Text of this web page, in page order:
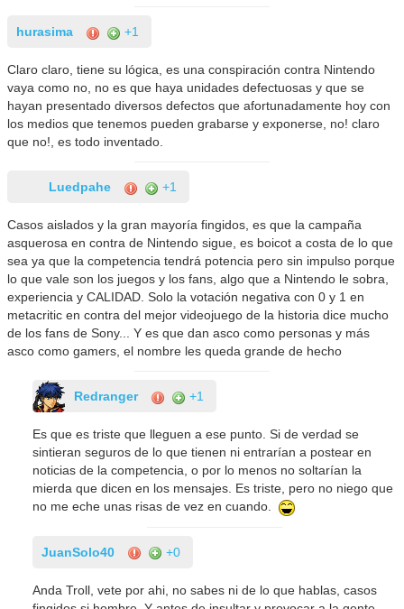
hurasima +1
Claro claro, tiene su lógica, es una conspiración contra Nintendo
vaya como no, no es que haya unidades defectuosas y que se
hayan presentado diversos defectos que afortunadamente hoy con
los medios que tenemos pueden grabarse y exponerse, no! claro
que no!, es todo inventado.
Luedpahe +1
Casos aislados y la gran mayoría fingidos, es que la campaña
asquerosa en contra de Nintendo sigue, es boicot a costa de lo que
sea ya que la competencia tendrá potencia pero sin impulso porque
lo que vale son los juegos y los fans, algo que a Nintendo le sobra,
experiencia y CALIDAD. Solo la votación negativa con 0 y 1 en
metacritic en contra del mejor videojuego de la historia dice mucho
de los fans de Sony... Y es que dan asco como personas y más
asco como gamers, el nombre les queda grande de hecho
Redranger +1
Es que es triste que lleguen a ese punto. Si de verdad se
sintieran seguros de lo que tienen ni entrarían a postear en
noticias de la competencia, o por lo menos no soltarían la
mierda que dicen en los mensajes. Es triste, pero no niego que
no me eche unas risas de vez en cuando.
JuanSolo40 +0
Anda Troll, vete por ahi, no sabes ni de lo que hablas, casos